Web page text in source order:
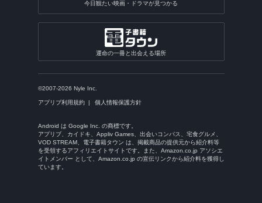
今日観たい映画・ドラマが見つかる
運命の一冊と出会える場所
©2007-2026 Nyle Inc.
アプリブ利用規約 個人情報保護方針
Android は Google Inc. の商標です。
アプリブ、カイドキ、Appliv Games、出会いコンパス、宅食グルメ、
VOD STREAM、電子書籍タウン は、掲載商品の提供元から紹介料等
を受領するアフィリエイトサイトです。また、Amazon.co.jp アソシエ
イトメンバー として、Amazon.co.jp の宣伝リンクから紹介料を獲得し
ています。